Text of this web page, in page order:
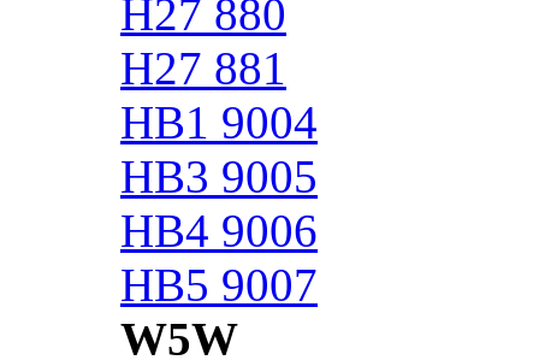
H27 880
H27 881
HB1 9004
HB3 9005
HB4 9006
HB5 9007
W5W